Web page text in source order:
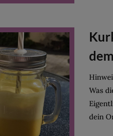
Was
dein